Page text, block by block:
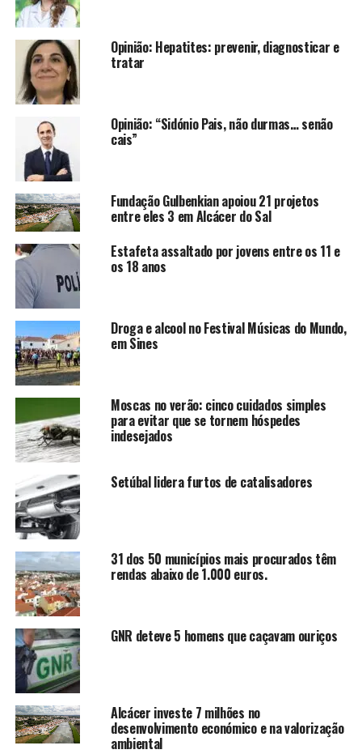
Opinião: Hepatites: prevenir, diagnosticar e
tratar
Opinião: “Sidónio Pais, não durmas… senão
cais”
Fundação Gulbenkian apoiou 21 projetos
entre eles 3 em Alcácer do Sal
Estafeta assaltado por jovens entre os 11 e
os 18 anos
Droga e alcool no Festival Músicas do Mundo,
em Sines
Moscas no verão: cinco cuidados simples
para evitar que se tornem hóspedes
indesejados
Setúbal lidera furtos de catalisadores
31 dos 50 municípios mais procurados têm
rendas abaixo de 1.000 euros.
GNR deteve 5 homens que caçavam ouriços
Alcácer investe 7 milhões no
desenvolvimento económico e na valorização
ambiental